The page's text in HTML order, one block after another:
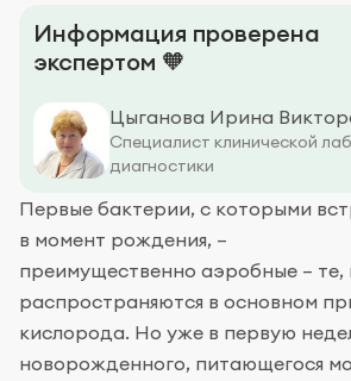
Информация проверена
экспертом 🧡
Цыганова Ирина
Специалист клинической
диагностики
Первые бактерии, с которыми
в момент рождения, –
преимущественно аэробные – те,
распространяются в основном
кислорода. Но уже в первую
новорожденного, питающегося